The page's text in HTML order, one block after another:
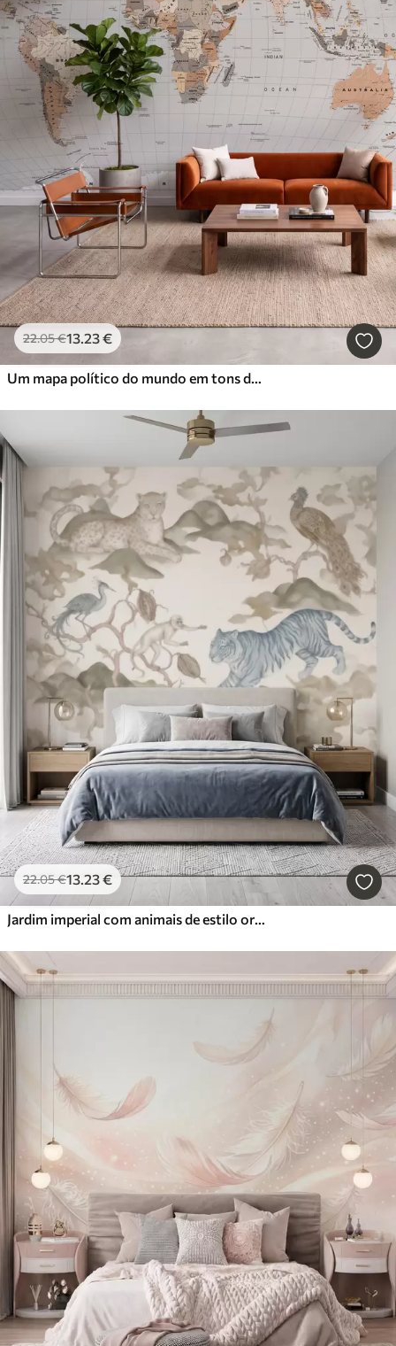
22.05€13.23€
Um mapa político do mundo em tons de bege com bandeiras em inglês
22.05€13.23€
Jardim imperial com animais de estilo oriental — macaco, leopardo, tigre, pavão e garça